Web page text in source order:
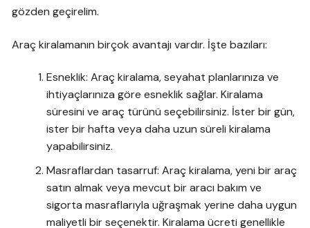
gözden geçirelim.
Araç kiralamanın birçok avantajı vardır. İşte bazıları:
Esneklik: Araç kiralama, seyahat planlarınıza ve
ihtiyaçlarınıza göre esneklik sağlar. Kiralama
süresini ve araç türünü seçebilirsiniz. İster bir gün,
ister bir hafta veya daha uzun süreli kiralama
yapabilirsiniz.
Masraflardan tasarruf: Araç kiralama, yeni bir araç
satın almak veya mevcut bir aracı bakım ve
sigorta masraflarıyla uğraşmak yerine daha uygun
maliyetli bir seçenektir. Kiralama ücreti genellikle